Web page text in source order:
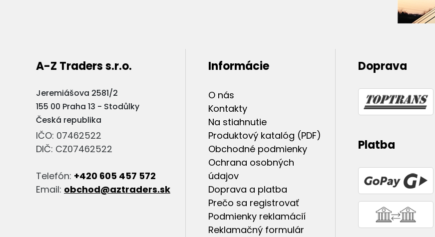
A-Z Traders s.r.o.
Jeremiášova 2581/2
155 00 Praha 13 - Stodůlky
Česká republika
IČO: 07462522
DIČ: CZ07462522
Telefón: +420 605 457 572
Email: obchod@aztraders.sk
Informácie
O nás
Kontakty
Na stiahnutie
Produktový katalóg (PDF)
Obchodné podmienky
Ochrana osobných
údajov
Doprava a platba
Prečo sa registrovať
Podmienky reklamácií
Reklamačný formulár
Doprava
Platba